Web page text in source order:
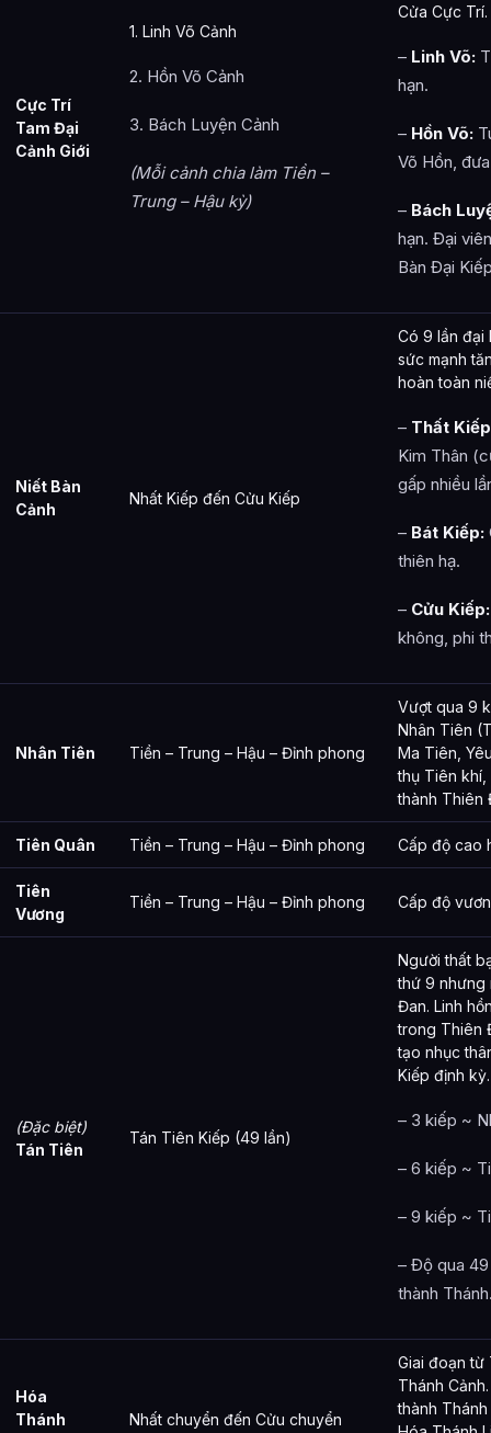
Cực Trí
Tam Đại
Cảnh Giới
1. Linh Võ Cảnh
2. Hồn Võ Cảnh
3. Bách Luyện Cảnh
(Mỗi cảnh chia làm Tiền –
Trung – Hậu kỳ)
Cửa Cực Trí.
– Linh Võ:
hạn.
– Hồn Võ:
Võ Hồn,
– Bách
hạn. Đại
Bàn Đại
Niết Bàn
Cảnh
Nhất Kiếp đến Cửu Kiếp
Có 9 lần đại
sức mạnh
hoàn toàn
– Thất
Kim Thân
gấp nhiều
– Bát Kiếp:
thiên hạ.
– Cửu Kiếp:
không, phi
Nhân Tiên Tiền – Trung – Hậu – Đỉnh phong
Vượt qua 9
Nhân Tiên
Ma Tiên,
thụ Tiên
thành Thiên
Tiên Quân Tiền – Trung – Hậu – Đỉnh phong Cấp độ cao
Tiên
Vương
Tiền – Trung – Hậu – Đỉnh phong Cấp độ
(Đặc biệt)
Tán Tiên
Tán Tiên Kiếp (49 lần)
Người thất
thứ 9 nhưng
Đan. Linh
trong Thiên
tạo nhục
Kiếp định kỳ.
– 3 kiếp ~
– 6 kiếp ~
– 9 kiếp ~
– Độ qua
thành
Hóa
Thánh
Nhất chuyển đến Cửu chuyển
Giai đoạn
Thánh
thành